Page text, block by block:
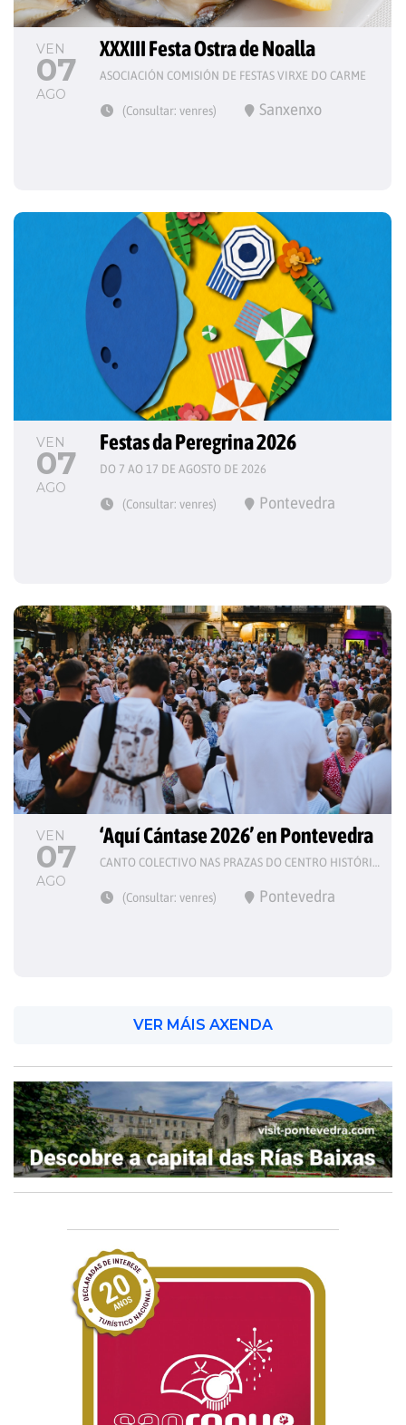
VEN
07
AGO
XXXIII Festa Ostra de Noalla
ASOCIACIÓN COMISIÓN DE FESTAS VIRXE DO CARME
(Consultar: venres) Sanxenxo
VEN
07
AGO
Festas da Peregrina 2026
DO 7 AO 17 DE AGOSTO DE 2026
(Consultar: venres) Pontevedra
VEN
07
AGO
‘Aquí Cántase 2026’ en Pontevedra
CANTO COLECTIVO NAS PRAZAS DO CENTRO HISTÓRICO
(Consultar: venres) Pontevedra
VER MÁIS AXENDA